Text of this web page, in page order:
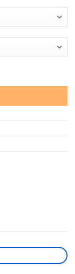
/ Auton. 60-80